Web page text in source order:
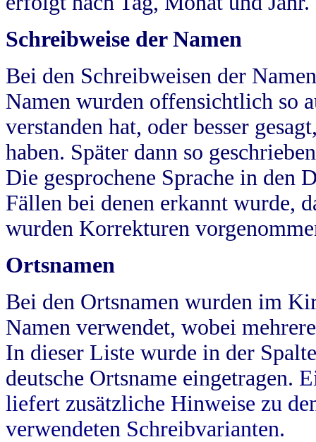
Schreibweise der Namen
Bei den Schreibweisen der
Namen wurden offensichtlich so
verstanden hat, oder besser
haben. Später dann so
Die gesprochene Sprache in
Fällen bei denen erkannt wurde,
wurden Korrekturen
Ortsnamen
Bei den Ortsnamen wurden im
Namen verwendet, wobei
In dieser Liste wurde in der
deutsche Ortsname eingetragen.
liefert zusätzliche Hinweise zu
verwendeten Schreibvarianten.